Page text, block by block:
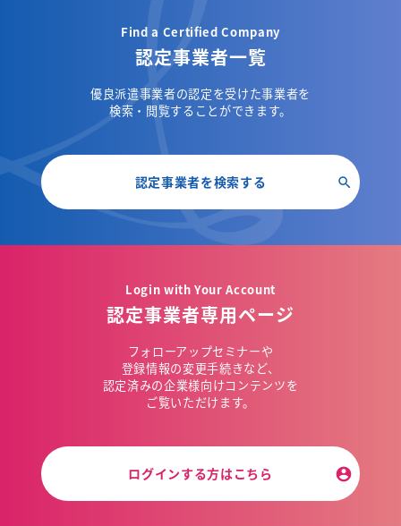
Find a Certified Company
認定事業者一覧
優良派遣事業者の認定を受けた事業者を
検索・閲覧することができます。
認定事業者を検索する
Login with Your Account
認定事業者専用ページ
フォローアップセミナーや
登録情報の変更手続きなど、
認定済みの企業様向けコンテンツを
ご覧いただけます。
ログインする方はこちら